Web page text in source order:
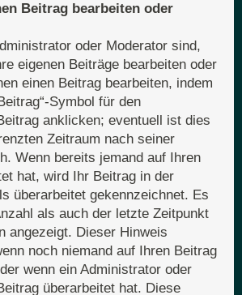
Beitrag bearbeiten oder
oder Moderator sind,
eigenen Beiträge bearbeiten oder
einen Beitrag bearbeiten, indem
Symbol für den
anklicken; eventuell ist dies
Zeitraum nach seiner
Wenn bereits jemand auf Ihren
hat, wird Ihr Beitrag in der
überarbeitet gekennzeichnet. Es
als auch der letzte Zeitpunkt
angezeigt. Dieser Hinweis
noch niemand auf Ihren Beitrag
wenn ein Administrator oder
überarbeitet hat. Diese